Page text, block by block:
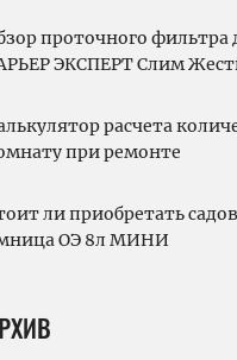
проточного фильтра
ЭКСПЕРТ Слим
расчета
при ремонте
ли приобретать
ОЭ 8л МИНИ